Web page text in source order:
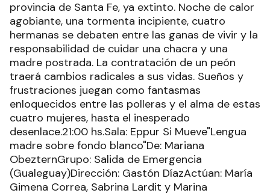
provincia de Santa Fe, ya extinto. Noche de calor
agobiante, una tormenta incipiente, cuatro
hermanas se debaten entre las ganas de vivir y la
responsabilidad de cuidar una chacra y una
madre postrada. La contratación de un peón
traerá cambios radicales a sus vidas. Sueños y
frustraciones juegan como fantasmas
enloquecidos entre las polleras y el alma de estas
cuatro mujeres, hasta el inesperado
desenlace.21:00 hs.Sala: Eppur Si Mueve"Lengua
madre sobre fondo blanco"De: Mariana
ObezternGrupo: Salida de Emergencia
(Gualeguay)Dirección: Gastón DíazActúan: María
Gimena Correa, Sabrina Lardit y Marina